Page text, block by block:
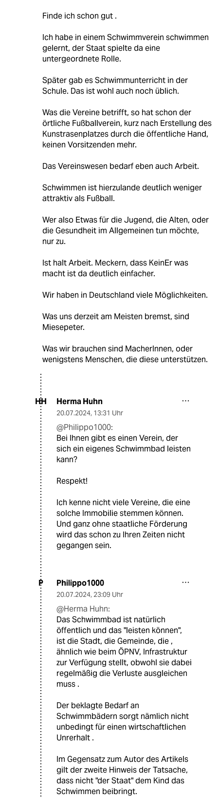
Finde ich schon gut .
Ich habe in einem Schwimmverein schwimmen
gelernt, der Staat spielte da eine
untergeordnete Rolle.
Später gab es Schwimmunterricht in der
Schule. Das ist wohl auch noch üblich.
Was die Vereine betrifft, so hat schon der
örtliche Fußballverein, kurz nach Erstellung des
Kunstrasenplatzes durch die öffentliche Hand,
keinen Vorsitzenden mehr.
Das Vereinswesen bedarf eben auch Arbeit.
Schwimmen ist hierzulande deutlich weniger
attraktiv als Fußball.
Wer also Etwas für die Jugend, die Alten, oder
die Gesundheit im Allgemeinen tun möchte,
nur zu.
Ist halt Arbeit. Meckern, dass KeinEr was
macht ist da deutlich einfacher.
Wir haben in Deutschland viele Möglichkeiten.
Was uns derzeit am Meisten bremst, sind
Miesepeter.
Was wir brauchen sind MacherInnen, oder
wenigstens Menschen, die diese unterstützen.
HH Herma Huhn
20.07.2024, 13:31 Uhr
@Philippo1000:
Bei Ihnen gibt es einen Verein, der
sich ein eigenes Schwimmbad leisten
kann?
Respekt!
Ich kenne nicht viele Vereine, die eine
solche Immobilie stemmen können.
Und ganz ohne staatliche Förderung
wird das schon zu Ihren Zeiten nicht
gegangen sein.
P Philippo1000
20.07.2024, 23:09 Uhr
@Herma Huhn:
Das Schwimmbad ist natürlich
öffentlich und das "leisten können",
ist die Stadt, die Gemeinde, die ,
ähnlich wie beim ÖPNV, Infrastruktur
zur Verfügung stellt, obwohl sie dabei
regelmäßig die Verluste ausgleichen
muss .
Der beklagte Bedarf an
Schwimmbädern sorgt nämlich nicht
unbedingt für einen wirtschaftlichen
Unrerhalt .
Im Gegensatz zum Autor des Artikels
gilt der zweite Hinweis der Tatsache,
dass nicht "der Staat" dem Kind das
Schwimmen beibringt.